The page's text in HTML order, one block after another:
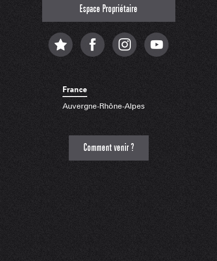
Espace Propriétaire
France
Auvergne-Rhône-Alpes
Comment venir ?